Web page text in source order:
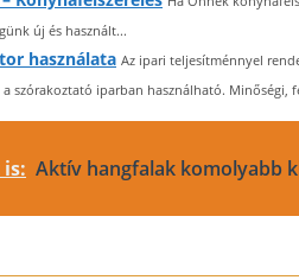
új és használt...
használata Az ipari teljesítménnyel
szórakoztató iparban használható. Minőségi,
is: Aktív hangfalak komolyabb